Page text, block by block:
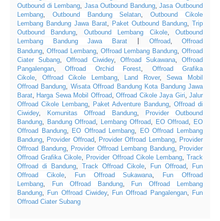
Outbound di Lembang, Jasa Outbound Bandung,Jasa Outbound
Lembang, Outbound Bandung Selatan,Outbound Cikole
Lembang Bandung Jawa Barat, Paket Outbound Bandung, Trip
Outbound Bandung, Outbound Lembang Cikole,Outbound
Lembang Bandung Jawa Barat
Offroad, Offroad
Bandung, Offroad Lembang, Offroad Lembang Bandung,Offroad
Ciater Subang,Offroad Ciwidey, Offroad Sukawana,Offroad
Pangalengan,Offroad Orchid Forest, Offroad Grafika
Cikole, Offroad Cikole Lembang, Land Rover,Sewa Mobil
Offroad Bandung, Wisata Offroad Bandung Kota Bandung Jawa
Barat, Harga Sewa Mobil Offroad,Offroad Cikole Jaya Giri,Jalur
Offroad Cikole Lembang, Paket Adventure Bandung, Offroad di
Ciwidey, Komunitas Offroad Bandung,
Provider Outbound
Bandung, Bandung Offroad, Lembang Offroad, EO Offroad, EO
Offroad Bandung, EO Offroad Lembang,
EO Offroad Lembang
Bandung, Provider Offroad, Provider Offroad Lembang, Provider
Offroad Bandung, Provider Offroad Lembang Bandung, Provider
Offroad Grafika Cikole, Provider Offroad Cikole Lembang,Track
Offroad di Bandung, Track Offroad Cikole, Fun Offroad,
Fun
Offroad Cikole, Fun Offroad Sukawana,
Fun Offroad
Lembang, Fun Offroad Bandung,
Fun Offroad Lembang
Bandung, Fun Offroad Ciwidey, Fun Offroad Pangalengan, Fun
Offroad Ciater Subang